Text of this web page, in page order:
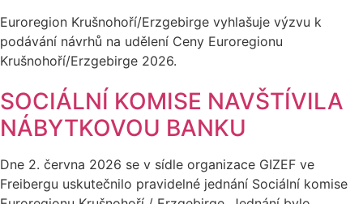
Euroregion Krušnohoří/Erzgebirge vyhlašuje výzvu k
podávání návrhů na udělení Ceny Euroregionu
Krušnohoří/Erzgebirge 2026.
SOCIÁLNÍ KOMISE NAVŠTÍVILA
NÁBYTKOVOU BANKU
Dne 2. června 2026 se v sídle organizace GIZEF ve
Freibergu uskutečnilo pravidelné jednání Sociální komise